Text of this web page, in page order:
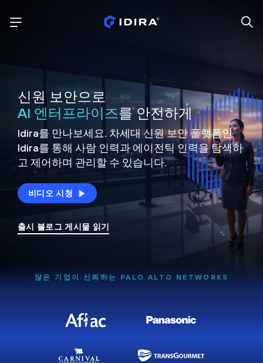
신원 보안으로
AI 엔터프라이즈를 안전하게
Idira를 만나보세요. 차세대 신원보안 플랫폼인
Idira를 통해 사람 인력과 에이전틱 인력을탐색하
고 제어하며 관리할 수 있습니다.
비디오 시청
출시 블로그 게시물 읽기
많은 기업이 신뢰하는 PALO ALTO NETWORKS